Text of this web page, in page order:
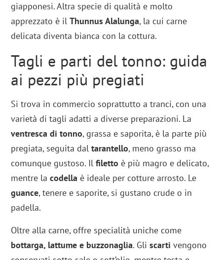
giapponesi. Altra specie di qualità e molto
apprezzato è ilThunnus Alalunga, la cui carne
delicata diventa bianca con la cottura.
Tagli e parti del tonno: guida
ai pezzi più pregiati
Si trova in commercio soprattutto a tranci, con una
varietà di tagli adatti a diverse preparazioni. La
ventresca di tonno, grassa e saporita, è la parte più
pregiata, seguita daltarantello, meno grasso ma
comunque gustoso. Ilfiletto è più magro e delicato,
mentre lacodella è ideale per cotture arrosto. Le
guance, tenere e saporite, si gustano crude o in
padella.
Oltre alla carne, offre specialità uniche come
bottarga, lattume e buzzonaglia. Gliscarti vengono